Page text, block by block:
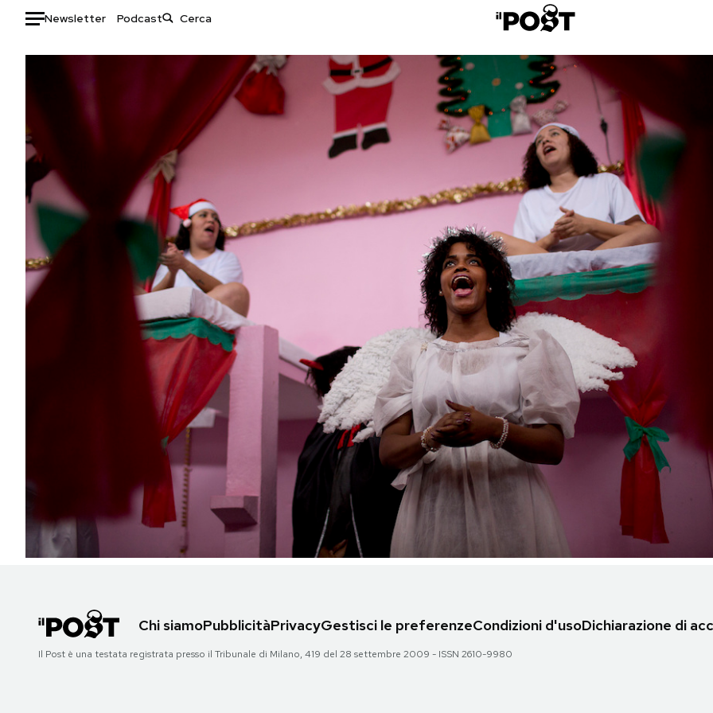
Newsletter Podcast
Auto
Tecnologia
Internet
Moda
Storie/Idee
Ok Boomer!
Media
Europa
Altrecose
Mondiali calcio 2026
I MIEI PREFERITI
SHOP
AREA PERSONALE
Chi siamoPubblicitàPrivacyGestisci le preferenzeCondizioni d'usoDichiarazione di
Il Post è una testata registrata presso il Tribunale di Milano, 419 del 28 settembre 2009 - ISSN 2610-9980